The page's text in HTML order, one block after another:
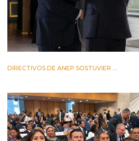
DIRECTIVOS DE ANEP SOSTUVIER ...